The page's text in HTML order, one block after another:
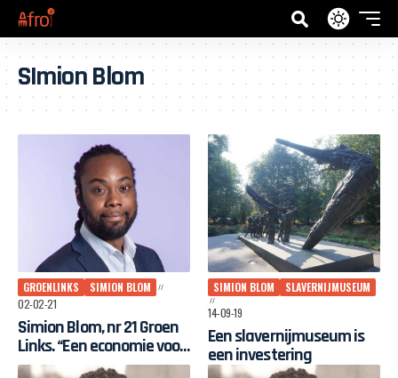
SImion Blom
GROENLINKS
SIMION BLOM
02-02-21
Simion Blom, nr 21 Groen
Links. “Een economie voor
de WIJ”
SIMION BLOM
SLAVERNIJMUSEUM
14-09-19
Een slavernijmuseum is
een investering